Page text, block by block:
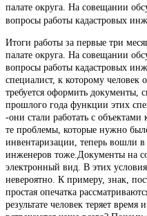
палате округа. На совещании
вопросы работы кадастровых
Итоги работы за первые три
палате округа. На совещании
вопросы работы кадастровых
специалист, к которому человек
требуется оформить документы,
прошлого года функции этих
-они стали работать с объектами
те проблемы, которые нужно
инвентаризации, теперь вошли
инженеров тоже.Документы на
электронный вид. В этих
невероятно. К примеру, знак,
простая опечатка
результате человек теряет